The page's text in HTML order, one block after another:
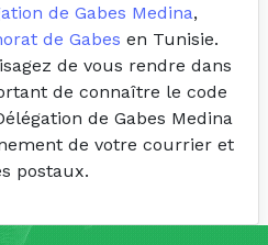
de Gabes Medina,
de Gabes en Tunisie.
de vous rendre dans
de connaître le code
de Gabes Medina
de votre courrier et
postaux.